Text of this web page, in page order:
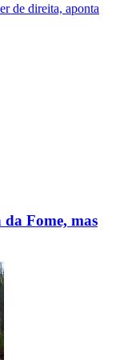
de direita, aponta
Fome, mas